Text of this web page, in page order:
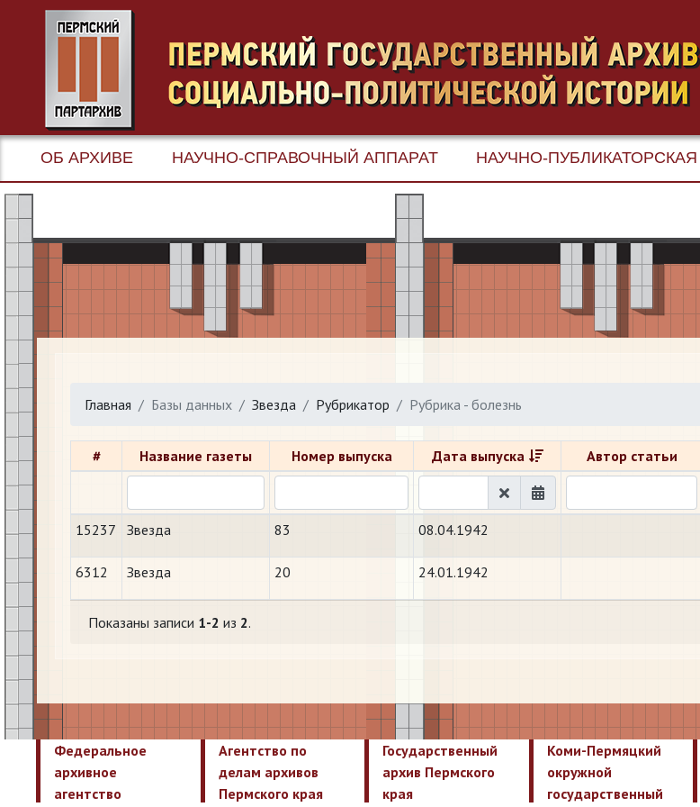
ОБ АРХИВЕ НАУЧНО-СПРАВОЧНЫЙ АППАРАТ НАУЧНО-
Главная Базы данных Звезда Рубрикатор Рубрика - болезнь
# Название газеты Номер выпуска Дата выпуска Автор статьи
15237 Звезда 83 08.04.1942
6312 Звезда 20 24.01.1942
Показаны записи 1-2 из 2.
Федеральное
архивное
агентство
Агентство по
делам архивов
Пермского края
Государственный
архив Пермского
края
Коми-Пермяцкий
окружной
государственный